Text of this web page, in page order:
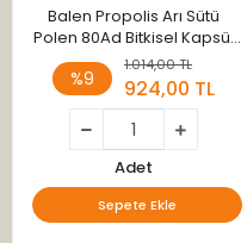
Balen Propolis Arı Sütü
Polen 80Ad Bitkisel Kapsül
375Mg
%9
1.014,00 TL
924,00 TL
Adet
Sepete Ekle